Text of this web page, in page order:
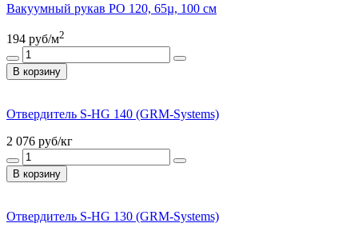
Вакуумный рукав PO 120, 65µ, 100 см
194 руб/м2
В корзину
Отвердитель S-HG 140 (GRM-Systems)
2 076 руб/кг
В корзину
Отвердитель S-HG 130 (GRM-Systems)